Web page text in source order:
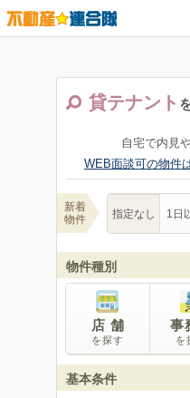
貸テナント
自宅で内見
WEB面談可の物件
新着
物件
指定なし 1日
物件種別
店 舗
を探す
事
を
基本条件